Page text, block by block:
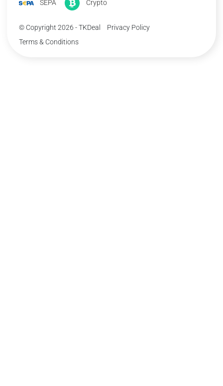
SEPA Crypto
© Copyright 2026 - TKDeal
Privacy Policy
Terms & Conditions